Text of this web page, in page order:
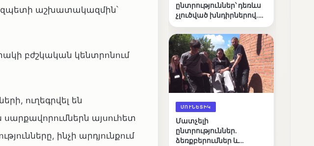
աշխատակազմին՝
բժշկական կենտրոնում
ուղեգրվել են
այսուհետ
ինչի արդյունքում
ընտրություններ՝ դեռևս
չլուծված խնդիրներով.
դիտորդական
առաքելության
արդյունքները
ՄՈՒՆԵՏԻԿ
Մատչելի
ընտրություններ.
ձեռքբերումներ և